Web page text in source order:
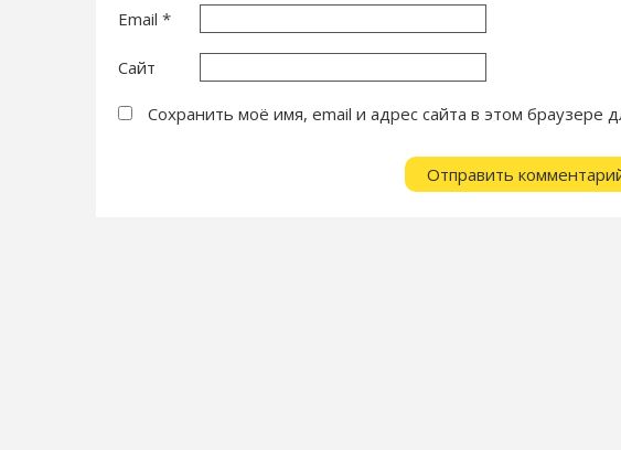
Email *
Сайт
Сохранить моё имя, email и адрес сайта в этом браузере